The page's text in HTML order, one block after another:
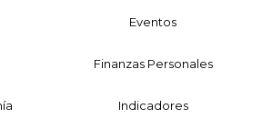
Eventos
Finanzas Personales
Indicadores